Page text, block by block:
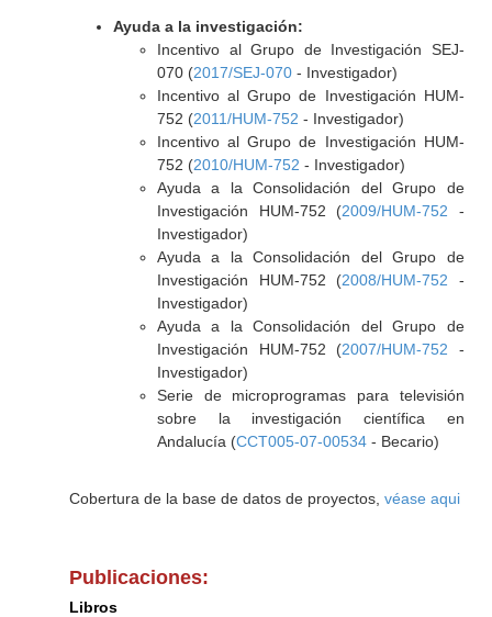
Ayuda a la investigación:
Incentivo al Grupo de Investigación SEJ-
070 (2017/SEJ-070- Investigador)
Incentivo al Grupo de Investigación HUM-
752 (2011/HUM-752 - Investigador)
Incentivo al Grupo de Investigación HUM-
752 (2010/HUM-752 - Investigador)
Ayuda a la Consolidación del Grupo de
Investigación HUM-752 (2009/HUM-752 -
Investigador)
Ayuda a la Consolidación del Grupo de
Investigación HUM-752 (2008/HUM-752 -
Investigador)
Ayuda a la Consolidación del Grupo de
Investigación HUM-752 (2007/HUM-752 -
Investigador)
Serie de microprogramas para televisión
sobre la investigación científica en
Andalucía (CCT005-07-00534- Becario)
Cobertura de la base de datos de proyectos, véase aqui
Publicaciones:
Libros